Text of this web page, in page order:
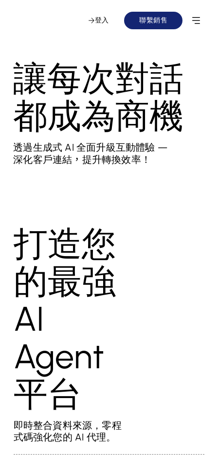
登入 聯繫銷售
讓每次對話
都成為商機
透過生成式 AI 全面升級互動體驗 —
深化客戶連結 ， 提升轉換效率！
打造您
的最強
AI
Agent
平台
即時整合資料來源，零程
式碼強化您的 AI 代理。